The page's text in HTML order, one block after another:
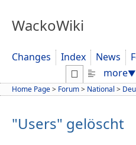
WackoWiki
Changes Index News
more▼
Home Page> Forum> National >
"Users" gelöscht